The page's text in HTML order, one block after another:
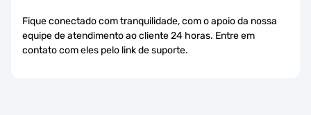
Fique conectado com tranquilidade, com o apoio da nossa
equipe de atendimento ao cliente 24 horas. Entre em
contato com eles pelo link de suporte.